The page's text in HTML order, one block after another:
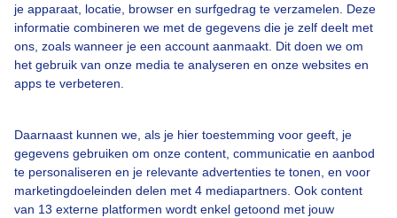
je apparaat, locatie, browser en surfgedrag te verzamelen. Deze
informatie combineren we met de gegevens die je zelf deelt met
ons, zoals wanneer je een account aanmaakt. Dit doen we om
het gebruik van onze media te analyseren en onze websites en
apps te verbeteren.
Daarnaast kunnen we, als je hier toestemming voor geeft, je
gegevens gebruiken om onze content, communicatie en aanbod
te personaliseren en je relevante advertenties te tonen, en voor
marketingdoeleinden delen met 4 mediapartners. Ook content
van 13 externe platformen wordt enkel getoond met jouw
Bekijk slideshow
Een moment geduld aub...